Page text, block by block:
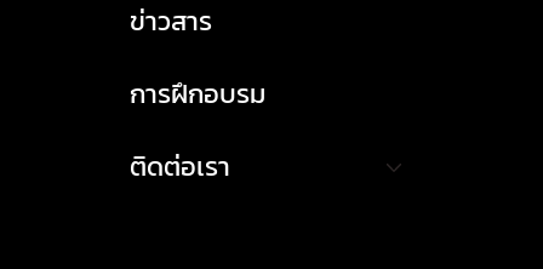
ข่าวสาร
การฝึกอบรม
ติดต่อเรา